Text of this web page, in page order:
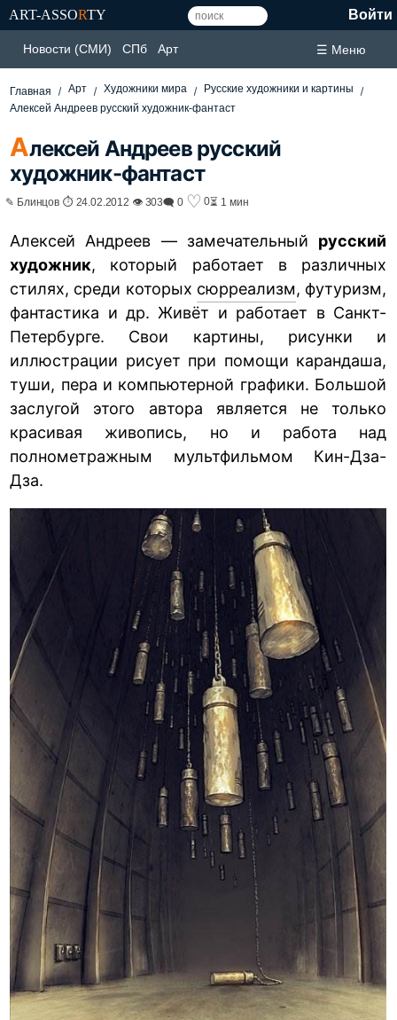
ART-ASSORTY Войти
Новости (СМИ) СПб Арт ☰ Меню
Главная Арт Художники мира
Русские художники и картины
Алексей Андреев русский художник-фантаст
Алексей Андреев русский
художник-фантаст
✎ Блинцов ⏱ 24.02.2012 👁 303🗨 0 ♡ 0⏳ 1 мин
Алексей Андреев — замечательный русский
художник, который работает в различных
стилях, среди которых сюрреализм, футуризм,
фантастика и др. Живёт и работает в Санкт-
Петербурге. Свои картины, рисунки и
иллюстрации рисует при помощи карандаша,
туши, пера и компьютерной графики. Большой
заслугой этого автора является не только
красивая живопись, но и работа над
полнометражным мультфильмом Кин-Дза-
Дза.